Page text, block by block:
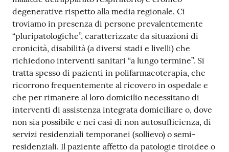
degenerative rispetto alla media regionale. Ci
troviamo in presenza di persone prevalentemente
“pluripatologiche”, caratterizzate da situazioni di
cronicità, disabilità (a diversi stadi e livelli) che
richiedono interventi sanitari “a lungo termine”. Si
tratta spesso di pazienti in polifarmacoterapia, che
ricorrono frequentemente al ricovero in ospedale e
che per rimanere al loro domicilio necessitano di
interventi di assistenza integrata domiciliare o, dove
non sia possibile e nei casi di non autosufficienza, di
servizi residenziali temporanei (sollievo) o semi-
residenziali. Il paziente affetto da patologie tiroidee o